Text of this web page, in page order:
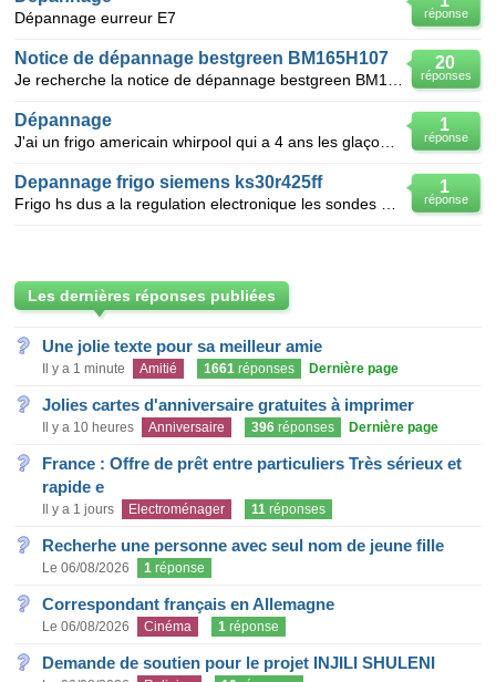
réponse
Dépannage eurreur E7
20
réponses
Notice de dépannage bestgreen BM165H107
1
réponse
Dépannage
1
réponse
Depannage frigo siemens ks30r425ff
Les dernières réponses publiées
Une jolie texte pour sa meilleur amie
Il y a 1 minute Amitié 1661 réponses Dernière page
Jolies cartes d'anniversaire gratuites à imprimer
Il y a 10 heures Anniversaire 396 réponses Dernière page
France : Offre de prêt entre particuliers Très sérieux et
rapide e
Il y a 1 jours Electroménager 11 réponses
Recherhe une personne avec seul nom de jeune fille
Le 06/08/2026 1 réponse
Correspondant français en Allemagne
Le 06/08/2026 Cinéma 1 réponse
Demande de soutien pour le projet INJILI SHULENI